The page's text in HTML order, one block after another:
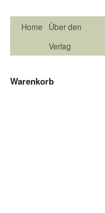
Home
Über den
Verlag
Warenkorb